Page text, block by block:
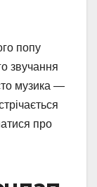
попу
звучання
музика —
про